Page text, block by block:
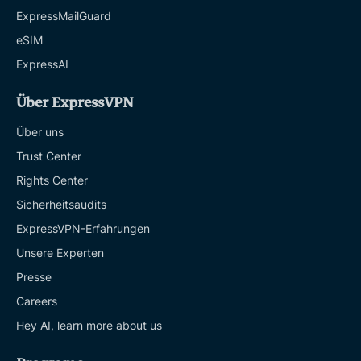
ExpressMailGuard
eSIM
ExpressAI
Über ExpressVPN
Über uns
Trust Center
Rights Center
Sicherheitsaudits
ExpressVPN-Erfahrungen
Unsere Experten
Presse
Careers
Hey AI, learn more about us